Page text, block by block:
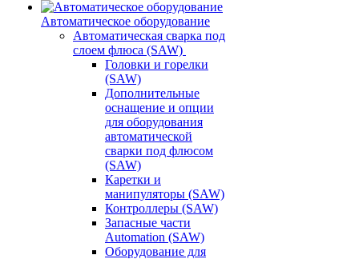
Автоматическое оборудование
Автоматическая сварка под
слоем флюса (SAW)
Головки и горелки
(SAW)
Дополнительные
оснащение и опции
для оборудования
автоматической
сварки под флюсом
(SAW)
Каретки и
манипуляторы (SAW)
Контроллеры (SAW)
Запасные части
Automation (SAW)
Оборудование для